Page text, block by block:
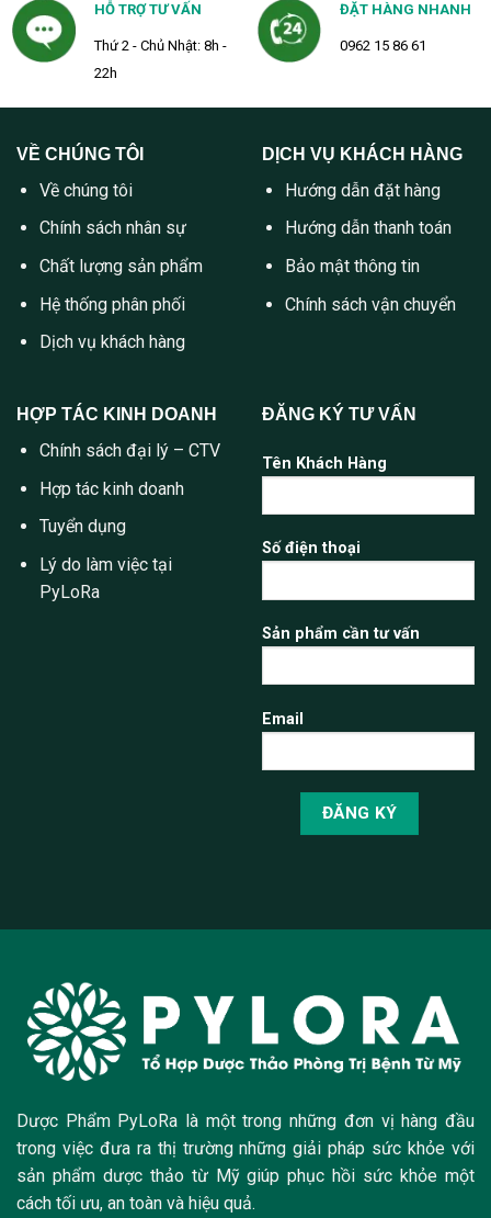
HỖ TRỢ TƯ VẤN
Thứ 2 - Chủ Nhật: 8h -
22h
ĐẶT HÀNG NHANH
0962 15 86 61
VỀ CHÚNG TÔI
Về chúng tôi
Chính sách nhân sự
Chất lượng sản phẩm
Hệ thống phân phối
Dịch vụ khách hàng
DỊCH VỤ KHÁCH HÀNG
Hướng dẫn đặt hàng
Hướng dẫn thanh toán
Bảo mật thông tin
Chính sách vận chuyển
HỢP TÁC KINH DOANH
Chính sách đại lý – CTV
Hợp tác kinh doanh
Tuyển dụng
Lý do làm việc tại
PyLoRa
ĐĂNG KÝ TƯ VẤN
Tên Khách Hàng
Số điện thoại
Sản phẩm cần tư vấn
Email
Dược Phẩm PyLoRa là một trong những đơn vị hàng đầu
trong việc đưa ra thị trường những giải pháp sức khỏe với
sản phẩm dược thảo từ Mỹ giúp phục hồi sức khỏe một
cách tối ưu, an toàn và hiệu quả.